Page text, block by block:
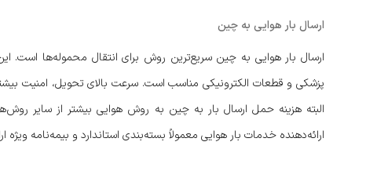
ارسال بار هوایی به چین
ارسال بار هوایی به چین سریع‌ترین روش برای انتقال محموله‌ها است.
پزشکی و قطعات الکترونیکی مناسب است. سرعت بالای تحویل، امنیت
البته هزینه حمل ارسال بار به چین به روش هوایی بیشتر از سایر
ارائه‌دهنده خدمات بار هوایی معمولاً بسته‌بندی استاندارد و بیمه‌نامه